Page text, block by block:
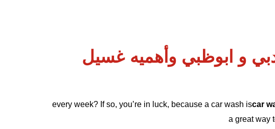
و ابوظبي وأهميه غسيل
car
every week? If so, you’re in luck, because a car wash is
a great way